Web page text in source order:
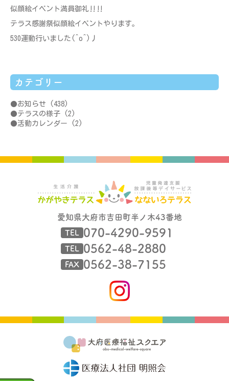
似顔絵イベント満員御礼‼‼
テラス感謝祭似顔絵イベントやります。
530運動行いました(^o^)丿
カテゴリー
お知らせ (438)
テラスの様子 (2)
活動カレンダー (2)
愛知県大府市吉田町半ノ木43番地
TEL 070-4290-9591
TEL 0562-48-2880
FAX 0562-38-7155